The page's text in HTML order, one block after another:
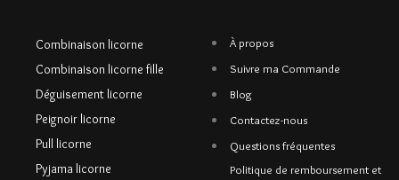
Combinaison licorne
Combinaison licorne fille
Déguisement licorne
Peignoir licorne
Pull licorne
Pyjama licorne
À propos
Suivre ma Commande
Blog
Contactez-nous
Questions fréquentes
Politique de remboursement et